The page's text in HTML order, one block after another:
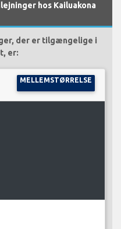
hos Kailuakona
der er tilgængelige i
er:
MELLEMSTØRRELSE